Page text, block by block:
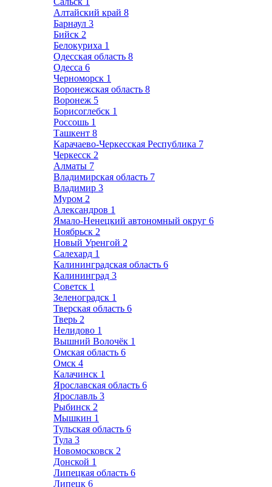
Алтайский край 8
Барнаул 3
Бийск 2
Белокуриха 1
Одесская область 8
Одесса 6
Черноморск 1
Воронежская область 8
Воронеж 5
Борисоглебск 1
Россошь 1
Ташкент 8
Карачаево-Черкесская Республика 7
Черкесск 2
Алматы 7
Владимирская область 7
Владимир 3
Муром 2
Александров 1
Ямало-Ненецкий автономный округ 6
Ноябрьск 2
Новый Уренгой 2
Салехард 1
Калининградская область 6
Калининград 3
Советск 1
Зеленоградск 1
Тверская область 6
Тверь 2
Нелидово 1
Вышний Волочёк 1
Омская область 6
Омск 4
Калачинск 1
Ярославская область 6
Ярославль 3
Рыбинск 2
Мышкин 1
Тульская область 6
Тула 3
Новомосковск 2
Донской 1
Липецкая область 6
Липецк 6